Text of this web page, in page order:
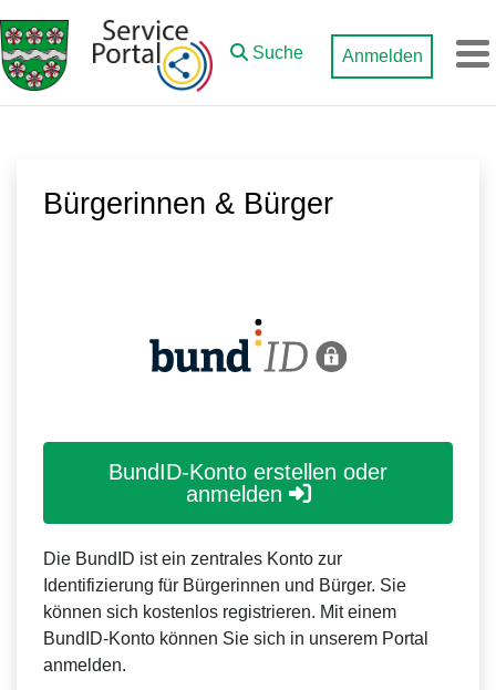
Zum Hauptinhalt springen
Suche
Anmelden
Bürgerinnen & Bürger
BundID-Konto erstellen oder
anmelden
Die BundID ist ein zentrales Konto zur
Identifizierung für Bürgerinnen und Bürger. Sie
können sich kostenlos registrieren. Mit einem
BundID-Konto können Sie sich in unserem Portal
anmelden.